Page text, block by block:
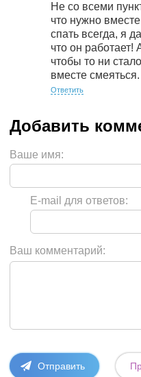
Не со всеми
что нужно
спать всегда, я
что он
чтобы то ни
вместе смеяться.
Ответить
Ваше имя:
E-mail для ответов:
Ваш комментарий: